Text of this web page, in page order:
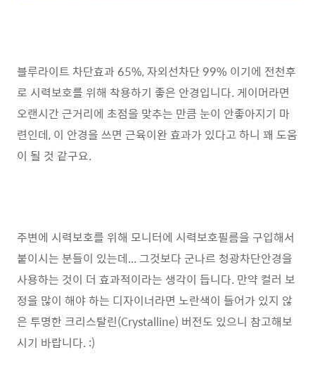
블루라이트 차단효과 65%, 자외선차단 99% 이기에 전천후
로 시력보호를 위해 착용하기 좋은 안경입니다. 게이머라면
오랜시간 근거리에 초점을 맞추는 만큼 눈이 안좋아지기 마
련인데, 이 안경을 쓰면 근육이완 효과가 있다고 하니 꽤 도움
이 될 것 같구요.
주변에 시력보호를 위해 모니터에 시력보호필름을 구입해서
붙이시는 분들이 있는데... 그것보다 군나르 청광차단안경을
사용하는 것이 더 효과적이라는 생각이 듭니다. 만약 컬러 보
정을 많이 해야 하는 디자이너라면 노란색이 들어가 있지 않
은 투명한 크리스탈린(Crystalline) 버전도 있으니 참고해보
시기 바랍니다. :)